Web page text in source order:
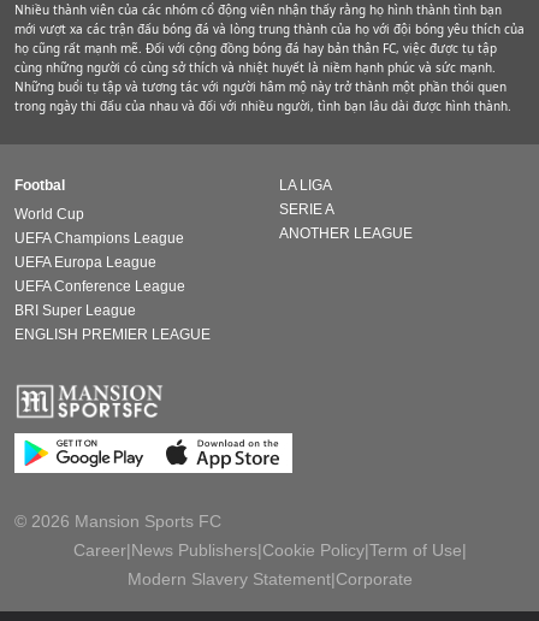
Nhiều thành viên của các nhóm cổ động viên nhận thấy rằng họ hình thành tình bạn
mới vượt xa các trận đấu bóng đá và lòng trung thành của họ với đội bóng yêu thích của
họ cũng rất mạnh mẽ. Đối với cộng đồng bóng đá hay bản thân FC, việc được tụ tập
cùng những người có cùng sở thích và nhiệt huyết là niềm hạnh phúc và sức mạnh.
Những buổi tụ tập và tương tác với người hâm mộ này trở thành một phần thói quen
trong ngày thi đấu của nhau và đối với nhiều người, tình bạn lâu dài được hình thành.
Footbal
World Cup
UEFA Champions League
UEFA Europa League
UEFA Conference League
BRI Super League
ENGLISH PREMIER LEAGUE
LA LIGA
SERIE A
ANOTHER LEAGUE
© 2026 Mansion Sports FC
Career|News Publishers|Cookie Policy|Term of Use|
Modern Slavery Statement|Corporate